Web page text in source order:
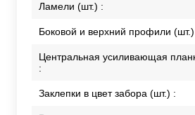
Ламели (шт.) :
Боковой и верхний профили
Центральная усиливающая
:
Заклепки в цвет забора (шт.) :